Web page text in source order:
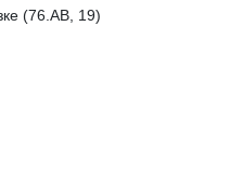
(76.АВ, 19)